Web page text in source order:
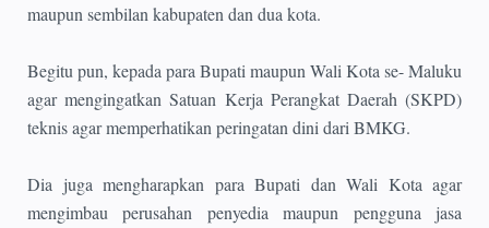
maupun sembilan kabupaten dan dua kota.
Begitu pun, kepada para Bupati maupun Wali Kota se- Maluku
agar mengingatkan Satuan Kerja Perangkat Daerah (SKPD)
teknis agar memperhatikan peringatan dini dari BMKG.
Dia juga mengharapkan para Bupati dan Wali Kota agar
mengimbau perusahan penyedia maupun pengguna jasa